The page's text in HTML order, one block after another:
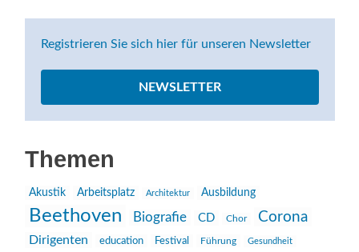
Registrieren Sie sich hier für unseren Newsletter
NEWSLETTER
Themen
Akustik Arbeitsplatz Architektur Ausbildung
Beethoven Biografie CD Chor Corona
Dirigenten education Festival Führung Gesundheit